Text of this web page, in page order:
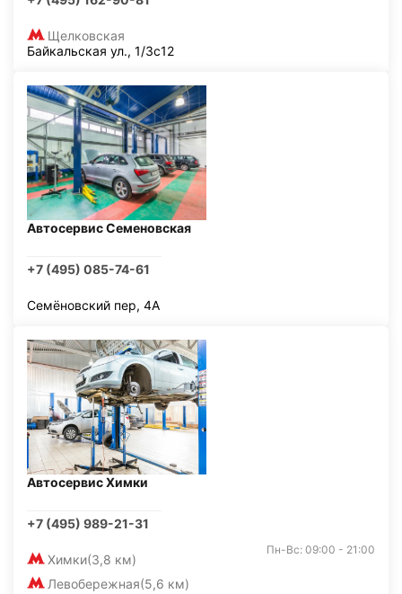
Щелковская
Байкальская ул., 1/3с12
Автосервис Семеновская
+7 (495) 085-74-61
Семёновский пер, 4А
Автосервис Химки
+7 (495) 989-21-31
Химки(3,8 км)
Левобережная(5,6 км)
Пн-Вс: 09:00 - 21:00